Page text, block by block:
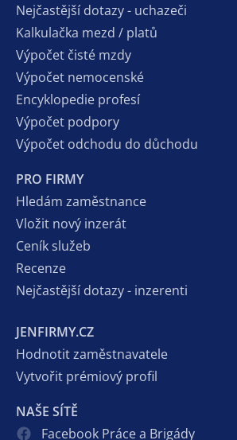
Nejčastější dotazy - uchazeči
Kalkulačka mezd / platů
Výpočet čisté mzdy
Výpočet nemocenské
Encyklopedie profesí
Výpočet podpory
Výpočet odchodu do důchodu
PRO FIRMY
Hledám zaměstnance
Vložit nový inzerát
Ceník služeb
Recenze
Nejčastější dotazy - inzerenti
JENFIRMY.CZ
Hodnotit zaměstnavatele
Vytvořit prémiový profil
NAŠE SÍTĚ
Facebook Práce a Brigády